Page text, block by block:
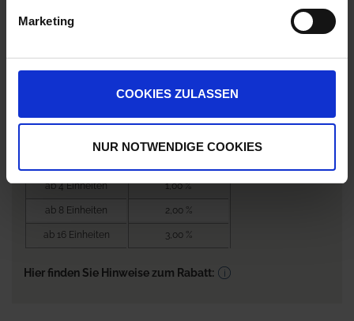
Marketing
COOKIES ZULASSEN
NUR NOTWENDIGE COOKIES
0,00 € / Eh
pro 1 Einheit
Nicht lieferbar
Bestellmenge
Rabatt je EH / EH
ab 4 Einheiten 1,00 %
ab 8 Einheiten 2,00 %
ab 16 Einheiten 3,00 %
Hier finden Sie Hinweise zum Rabatt: